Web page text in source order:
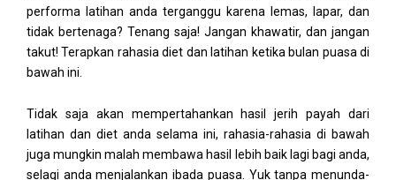
performa latihan anda terganggu karena lemas, lapar, dan
tidak bertenaga? Tenang saja! Jangan khawatir, dan jangan
takut! Terapkan rahasia diet dan latihan ketika bulan puasa di
bawah ini.
Tidak saja akan mempertahankan hasil jerih payah dari
latihan dan diet anda selama ini, rahasia-rahasia di bawah
juga mungkin malah membawa hasil lebih baik lagi bagi anda,
selagi anda menjalankan ibada puasa. Yuk tanpa menunda-